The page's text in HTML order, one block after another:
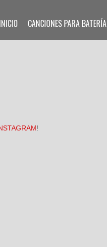
INICIO CANCIONES PARA BATERÍA
!